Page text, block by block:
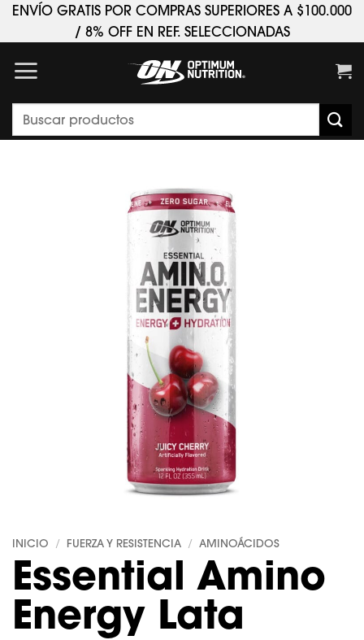
Saltar
ENVÍO GRATIS POR COMPRAS SUPERIORES A $100.000
/ 8% OFF EN REF. SELECCIONADAS
Buscar
por:
INICIO / FUERZA Y RESISTENCIA / AMINOÁCIDOS
Essential Amino
Energy Lata